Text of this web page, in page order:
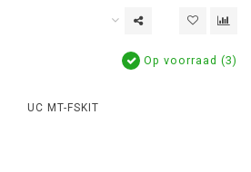
Op voorraad (3)
UC MT-FSKIT